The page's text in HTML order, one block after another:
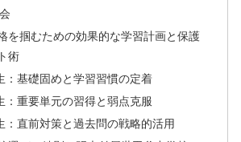
を掴むための効果的な学習計画と保護
術
：基礎固めと学習習慣の定着
：重要単元の習得と弱点克服
：直前対策と過去問の戦略的活用